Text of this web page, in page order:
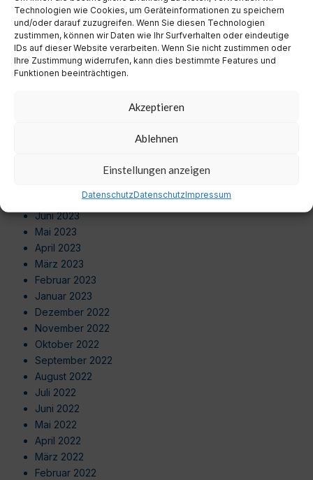
Technologien wie Cookies, um Geräteinformationen zu speichern
und/oder darauf zuzugreifen. Wenn Sie diesen Technologien
zustimmen, können wir Daten wie Ihr Surfverhalten oder eindeutige
IDs auf dieser Website verarbeiten. Wenn Sie nicht zustimmen oder
Ihre Zustimmung widerrufen, kann dies bestimmte Features und
Funktionen beeinträchtigen.
Akzeptieren
Ablehnen
Einstellungen anzeigen
DatenschutzDatenschutzImpressum
Juli 2024
Juni 2024
Mai 2024
April 2024
März 2024
September 2023
Juni 2023
Mai 2023
April 2023
März 2023
Februar 2023
Januar 2023
Dezember 2022
November 2022
Oktober 2022
September 2022
August 2022
Juli 2022
Juni 2022
Mai 2022
April 2022
März 2022
Februar 2022